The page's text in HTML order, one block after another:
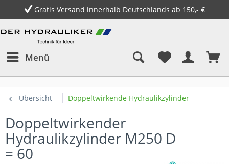
Gratis Versand innerhalb Deutschlands ab 150,- €
Menü
Übersicht Doppeltwirkende Hydraulikzylinder
Doppeltwirkender
Hydraulikzylinder M250 D
= 60